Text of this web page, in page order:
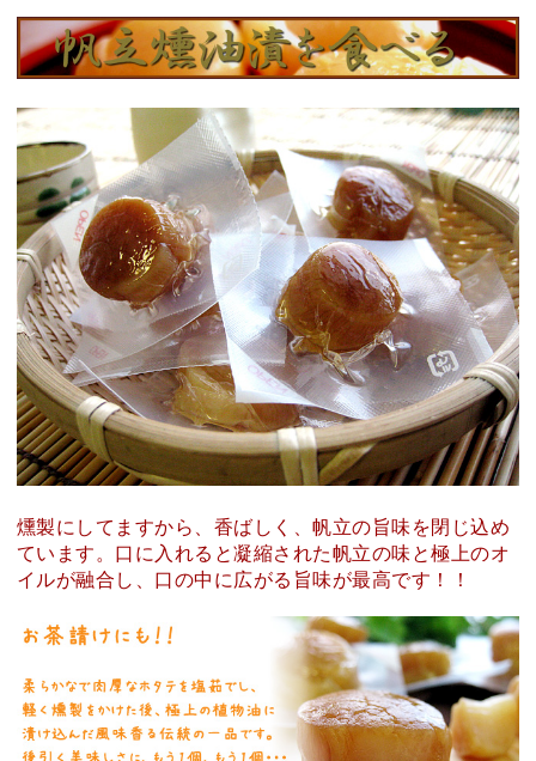
燻製にしてますから、香ばしく、帆立の旨味を閉じ込め
ています。口に入れると凝縮された帆立の味と極上のオ
イルが融合し、口の中に広がる旨味が最高です！！